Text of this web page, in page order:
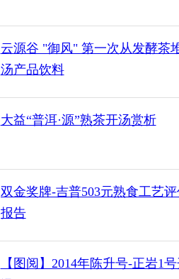
云源谷 "御风" 第一次从发酵茶
汤产品饮料
大益“普洱·源”熟茶开汤赏析
双金奖牌-吉普503元熟食工艺
报告
【图阅】2014年陈升号-正岩1